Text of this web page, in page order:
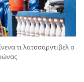
τι λατσσάρντιβελ ο